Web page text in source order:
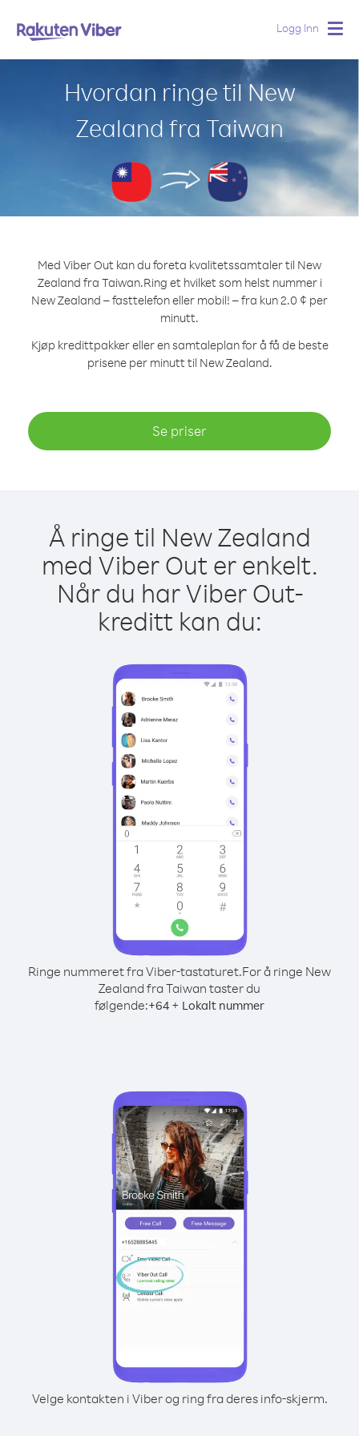
Logg Inn
Hvordan ringe til New
Zealand fra Taiwan
Med Viber Out kan du foreta kvalitetssamtaler til New
Zealand fra Taiwan.Ring et hvilket som helst nummer i
New Zealand – fasttelefon eller mobil! – fra kun 2.0 ¢ per
minutt.
Kjøp kredittpakker eller en samtaleplan for å få de beste
prisene per minutt til New Zealand.
Se priser
Å ringe til New Zealand
med Viber Out er enkelt.
Når du har Viber Out-
kreditt kan du:
Ringe nummeret fra Viber-tastaturet.For å ringe New
Zealand fra Taiwan taster du
følgende:+64 + Lokalt nummer
Velge kontakten i Viber og ring fra deres info-skjerm.